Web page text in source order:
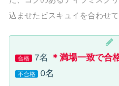
込ませたビスキュイを合わせて
合格 7名 ＊満場一致で合
不合格 0名